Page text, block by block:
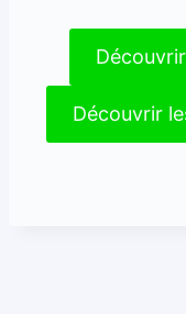
Découvrir